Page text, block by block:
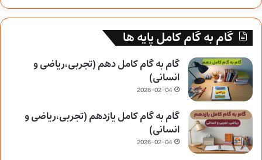
گام به گام کامل پایه ها
گام به گام کامل دهم (تجربی،ریاضی و
انسانی)
2026-02-04
گام به گام کامل یازدهم (تجربی،ریاضی و
انسانی)
2026-02-04